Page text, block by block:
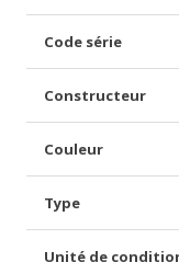
Code série
Constructeur
Couleur
Type
Unité de